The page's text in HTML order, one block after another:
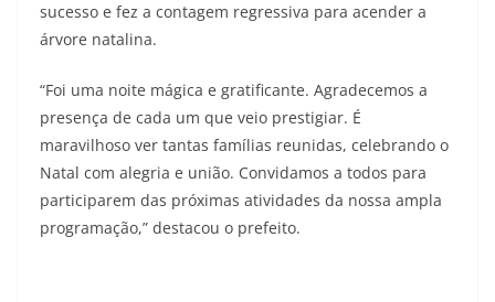
sucesso e fez a contagem regressiva para acender a
árvore natalina.
“Foi uma noite mágica e gratificante. Agradecemos a
presença de cada um que veio prestigiar. É
maravilhoso ver tantas famílias reunidas, celebrando o
Natal com alegria e união. Convidamos a todos para
participarem das próximas atividades da nossa ampla
programação,” destacou o prefeito.